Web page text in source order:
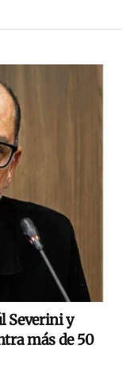
Severini y
más de 50